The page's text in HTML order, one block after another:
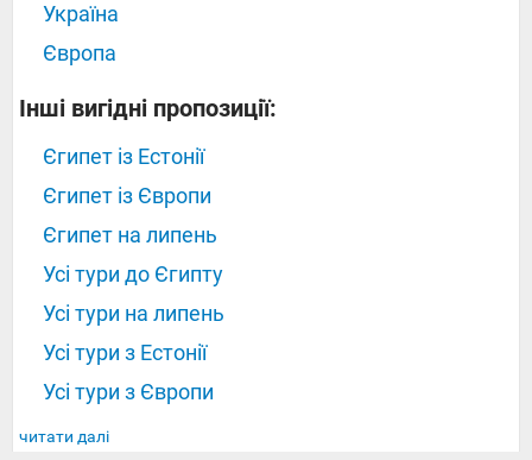
Україна
Європа
Інші вигідні пропозиції:
Єгипет із Естонії
Єгипет із Європи
Єгипет на липень
Усі тури до Єгипту
Усі тури на липень
Усі тури з Естонії
Усі тури з Європи
читати далі